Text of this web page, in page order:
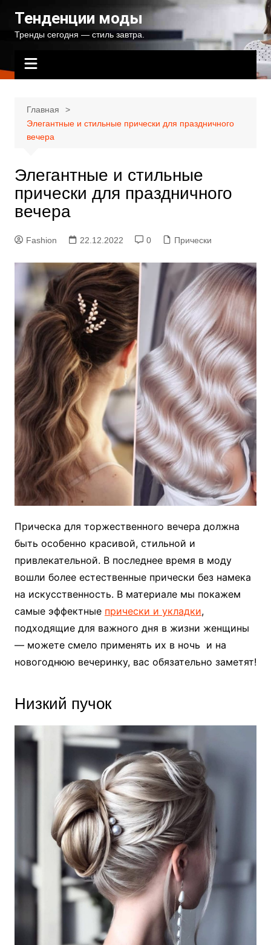
содержимому
Тенденции моды
Тренды сегодня — стиль завтра.
Главная
Элегантные и стильные прически для праздничного
вечера
Элегантные и стильные
прически для праздничного
вечера
Fashion 22.12.2022 0 Прически
Прическа для торжественного вечера должна
быть особенно красивой, стильной и
привлекательной. В последнее время в моду
вошли более естественные прически без намека
на искусственность. В материале мы покажем
самые эффектные прически и укладки,
подходящие для важного дня в жизни женщины
— можете смело применять их в ночь и на
новогоднюю вечеринку, вас обязательно заметят!
Низкий пучок